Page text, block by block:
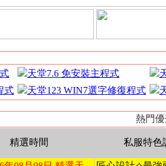
天堂7.6 免安裝主程式
式
天堂123 WIN7選字修復程式
熱門
精選時間 私服特色